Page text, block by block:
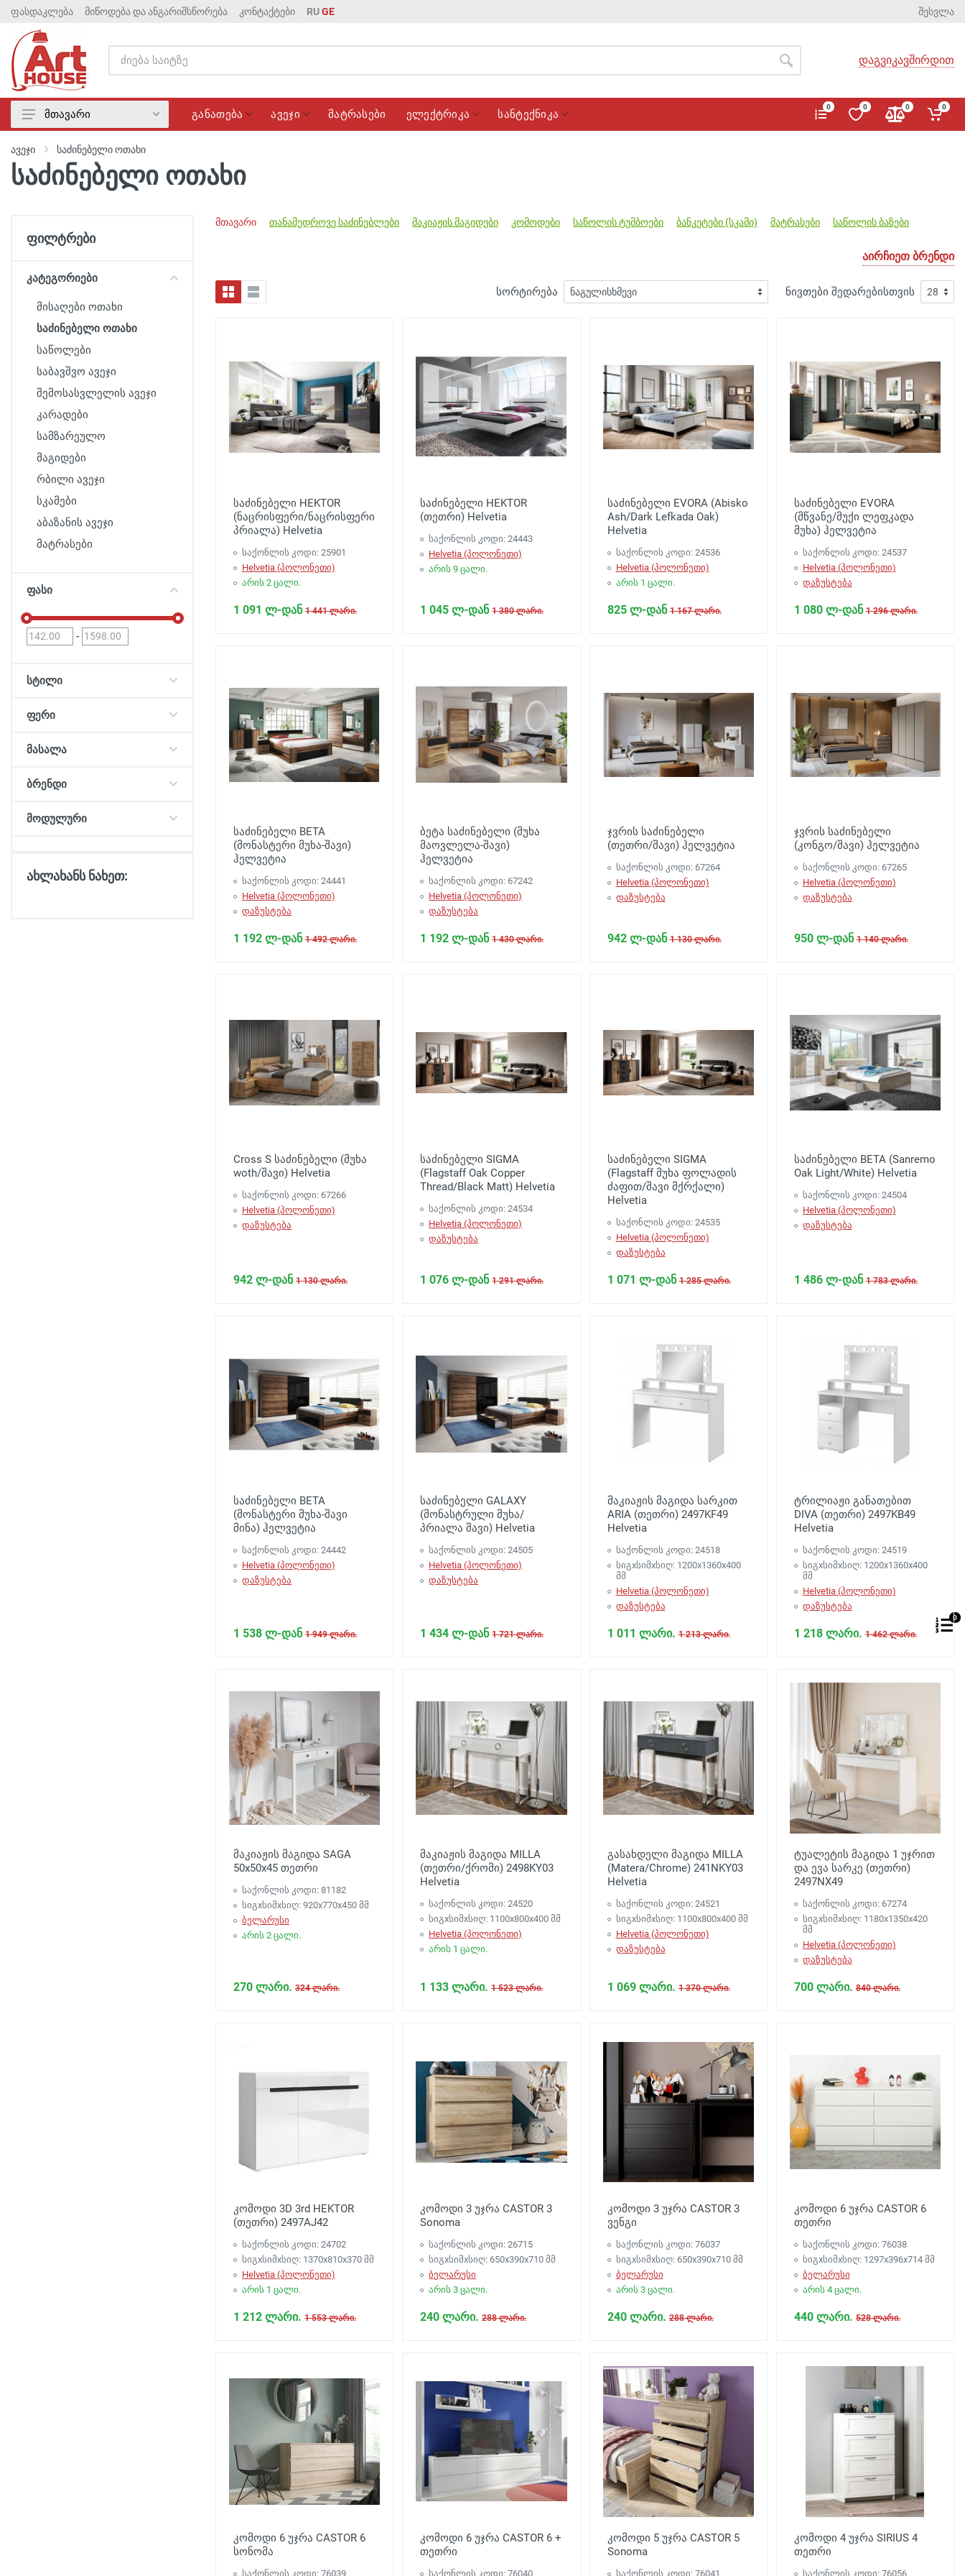
ფასდაკლება მიწოდება და ანგარიშსწორება კონტაქტები RUGE შესვლა
დაგვიკავშირდით
განათება
ავეჯი
მატრასები
ფასდაკლება
მთავარი განათება ავეჯი მატრასები ელექტრიკა სანტექნიკა
0 0 0 0
ავეჯი საძინებელი ოთახი
საძინებელი ოთახი
ფილტრები
კატეგორიები
მისაღები ოთახი
საძინებელი ოთახი
საწოლები
საბავშვო ავეჯი
შემოსასვლელის ავეჯი
კარადები
სამზარეულო
მაგიდები
რბილი ავეჯი
სკამები
აბაზანის ავეჯი
მატრასები
ფასი
-
სტილი
ფერი
მასალა
ბრენდი
მოდულური
ახლახანს ნახეთ:
მთავარი თანამედროვე საძინებლები მაკიაჟის მაგიდები კომოდები საწოლის ტუმბოები ბანკეტები (სკამი) მატრასები საწოლის ბაზები
აირჩიეთ ბრენდი
სორტირება ნივთები შედარებისთვის
საძინებელი HEKTOR
(ნაცრისფერი/ნაცრისფერი
პრიალა) Helvetia
საქონლის კოდი: 25901
Helvetia (პოლონეთი)
არის 2 ცალი.
1 091 ლ-დან 1 441 ლარი.
საძინებელი HEKTOR
(თეთრი) Helvetia
საქონლის კოდი: 24443
Helvetia (პოლონეთი)
არის 9 ცალი.
1 045 ლ-დან 1 380 ლარი.
საძინებელი EVORA (Abisko
Ash/Dark Lefkada Oak)
Helvetia
საქონლის კოდი: 24536
Helvetia (პოლონეთი)
არის 1 ცალი.
825 ლ-დან 1 167 ლარი.
საძინებელი EVORA
(მწვანე/მუქი ლეფკადა
მუხა) ჰელვეტია
საქონლის კოდი: 24537
Helvetia (პოლონეთი)
დაზუსტება
1 080 ლ-დან 1 296 ლარი.
საძინებელი BETA
(მონასტერი მუხა-შავი)
ჰელვეტია
საქონლის კოდი: 24441
Helvetia (პოლონეთი)
დაზუსტება
1 192 ლ-დან 1 492 ლარი.
ბეტა საძინებელი (მუხა
მაოვლელა-შავი)
ჰელვეტია
საქონლის კოდი: 67242
Helvetia (პოლონეთი)
დაზუსტება
1 192 ლ-დან 1 430 ლარი.
ჯვრის საძინებელი
(თეთრი/შავი) ჰელვეტია
საქონლის კოდი: 67264
Helvetia (პოლონეთი)
დაზუსტება
942 ლ-დან 1 130 ლარი.
ჯვრის საძინებელი
(კონგო/შავი) ჰელვეტია
საქონლის კოდი: 67265
Helvetia (პოლონეთი)
დაზუსტება
950 ლ-დან 1 140 ლარი.
Cross S საძინებელი (მუხა
woth/შავი) Helvetia
საქონლის კოდი: 67266
Helvetia (პოლონეთი)
დაზუსტება
942 ლ-დან 1 130 ლარი.
საძინებელი SIGMA
(Flagstaff Oak Copper
Thread/Black Matt) Helvetia
საქონლის კოდი: 24534
Helvetia (პოლონეთი)
დაზუსტება
1 076 ლ-დან 1 291 ლარი.
საძინებელი SIGMA
(Flagstaff მუხა ფოლადის
ძაფით/შავი მქრქალი)
Helvetia
საქონლის კოდი: 24535
Helvetia (პოლონეთი)
დაზუსტება
1 071 ლ-დან 1 285 ლარი.
საძინებელი BETA (Sanremo
Oak Light/White) Helvetia
საქონლის კოდი: 24504
Helvetia (პოლონეთი)
დაზუსტება
1 486 ლ-დან 1 783 ლარი.
საძინებელი BETA
(მონასტერი მუხა-შავი
მინა) ჰელვეტია
საქონლის კოდი: 24442
Helvetia (პოლონეთი)
დაზუსტება
1 538 ლ-დან 1 949 ლარი.
საძინებელი GALAXY
(მონასტრული მუხა/
პრიალა შავი) Helvetia
საქონლის კოდი: 24505
Helvetia (პოლონეთი)
დაზუსტება
1 434 ლ-დან 1 721 ლარი.
მაკიაჟის მაგიდა სარკით
ARIA (თეთრი) 2497KF49
Helvetia
საქონლის კოდი: 24518
სიგxსიმxსიღ: 1200х1360х400
მმ
Helvetia (პოლონეთი)
დაზუსტება
1 011 ლარი. 1 213 ლარი.
ტრილიაჟი განათებით
DIVA (თეთრი) 2497KB49
Helvetia
საქონლის კოდი: 24519
სიგxსიმxსიღ: 1200х1360х400
მმ
Helvetia (პოლონეთი)
დაზუსტება
1 218 ლარი. 1 462 ლარი.
მაკიაჟის მაგიდა SAGA
50x50x45 თეთრი
საქონლის კოდი: 81182
სიგxსიმxსიღ: 920х770х450 მმ
ბელარუსი
არის 2 ცალი.
270 ლარი. 324 ლარი.
მაკიაჟის მაგიდა MILLA
(თეთრი/ქრომი) 2498KY03
Helvetia
საქონლის კოდი: 24520
სიგxსიმxსიღ: 1100х800х400 მმ
Helvetia (პოლონეთი)
არის 1 ცალი.
1 133 ლარი. 1 523 ლარი.
გასახდელი მაგიდა MILLA
(Matera/Chrome) 241NKY03
Helvetia
საქონლის კოდი: 24521
სიგxსიმxსიღ: 1100х800х400 მმ
Helvetia (პოლონეთი)
დაზუსტება
1 069 ლარი. 1 370 ლარი.
ტუალეტის მაგიდა 1 უჯრით
და ევა სარკე (თეთრი)
2497NX49
საქონლის კოდი: 67274
სიგxსიმxსიღ: 1180х1350х420
მმ
Helvetia (პოლონეთი)
დაზუსტება
700 ლარი. 840 ლარი.
კომოდი 3D 3rd HEKTOR
(თეთრი) 2497AJ42
საქონლის კოდი: 24702
სიგxსიმxსიღ: 1370х810х370 მმ
Helvetia (პოლონეთი)
არის 1 ცალი.
1 212 ლარი. 1 553 ლარი.
კომოდი 3 უჯრა CASTOR 3
Sonoma
საქონლის კოდი: 26715
სიგxსიმxსიღ: 650х390х710 მმ
ბელარუსი
არის 3 ცალი.
240 ლარი. 288 ლარი.
კომოდი 3 უჯრა CASTOR 3
ვენგი
საქონლის კოდი: 76037
სიგxსიმxსიღ: 650х390х710 მმ
ბელარუსი
არის 3 ცალი.
240 ლარი. 288 ლარი.
კომოდი 6 უჯრა CASTOR 6
თეთრი
საქონლის კოდი: 76038
სიგxსიმxსიღ: 1297х396х714 მმ
ბელარუსი
არის 4 ცალი.
440 ლარი. 528 ლარი.
კომოდი 6 უჯრა CASTOR 6
სონომა
საქონლის კოდი: 76039
კომოდი 6 უჯრა CASTOR 6 +
თეთრი
საქონლის კოდი: 76040
კომოდი 5 უჯრა CASTOR 5
Sonoma
საქონლის კოდი: 76041
კომოდი 4 უჯრა SIRIUS 4
თეთრი
საქონლის კოდი: 76056
0